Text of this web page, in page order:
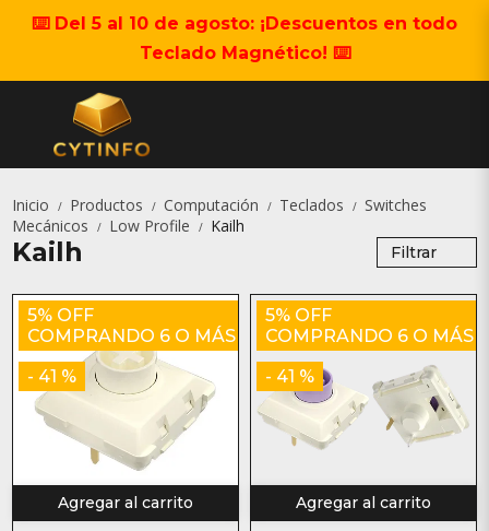
⌨️ Del 5 al 10 de agosto: ¡Descuentos en todo
Teclado Magnético! ⌨️
Inicio / Productos / Computación / Teclados / Switches
Mecánicos
/ Low Profile / Kailh
Kailh Filtrar
5% OFF
COMPRANDO 6 O MÁS
- 41 %
Agregar al carrito
5% OFF
COMPRANDO 6 O MÁS
- 41 %
Agregar al carrito